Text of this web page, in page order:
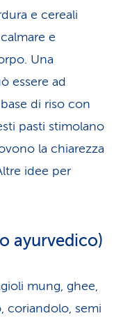
e cereali
e
Una
essere ad
di riso con
pasti stimolano
la chiarezza
idee per
ayurvedico)
mung, ghee,
coriandolo, semi